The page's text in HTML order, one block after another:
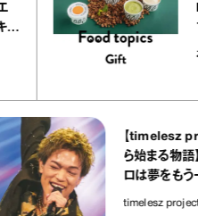
リエ
プ キャ
【timelesz
ら始まる物語】原
ロは夢をもう一度
れた場所」
timelesz project -